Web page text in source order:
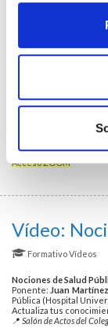
FormativoVídeos
Enfermedades de
Ponente:
Galicia.
Salón de Actos del
Acceso ZOOM
Vídeo:
FormativoVídeos
Nociones de Salud
Ponente: Juan
Pública (Hospital
Actualiza tus
📍 Salón de Actos del